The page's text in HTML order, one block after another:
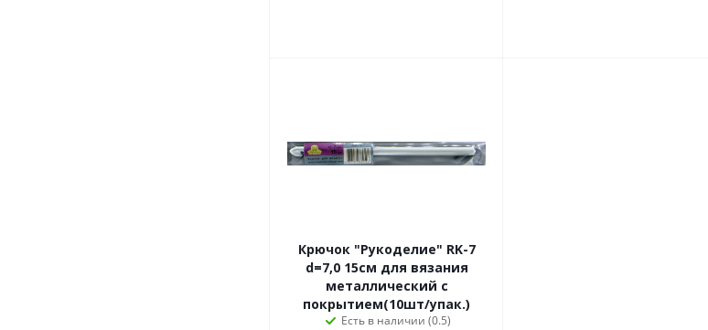
Крючок "Рукоделие" RK-7
d=7,0 15см для вязания
металлический с
покрытием(10шт/упак.)
Есть в наличии (0.5)